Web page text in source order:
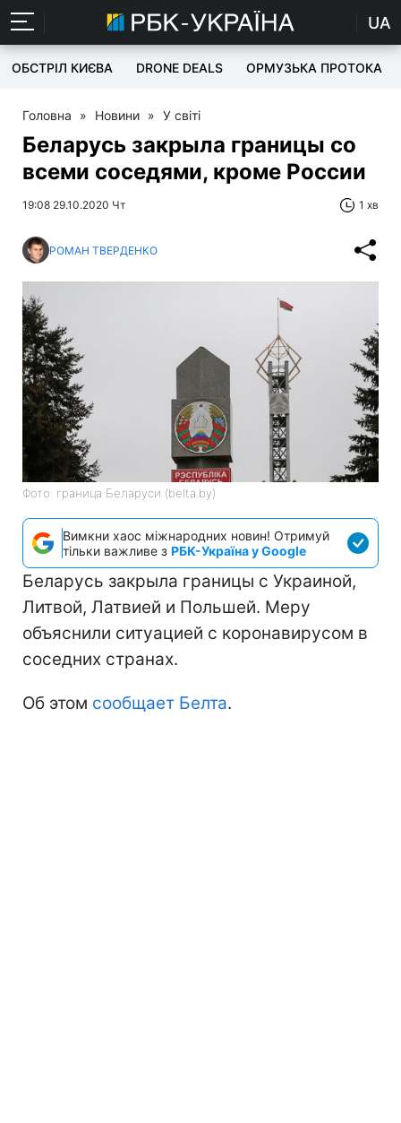
UA
ОБСТРІЛ КИЄВА DRONE DEALS ОРМУЗЬКА ПРОТОКА
Головна » Новини » У світі
Беларусь закрыла границы со
всеми соседями, кроме России
19:08 29.10.2020 Чт 1 хв
РОМАН ТВЕРДЕНКО
Фото: граница Беларуси (belta.by)
Вимкни хаос міжнародних новин! Отримуй
тільки важливе з РБК-Україна у Google
Беларусь закрыла границы с Украиной,
Литвой, Латвией и Польшей. Меру
объяснили ситуацией с коронавирусом в
соседних странах.
Об этом сообщает Белта.